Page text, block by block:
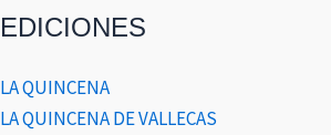
EDICIONES
LA QUINCENA
LA QUINCENA DE VALLECAS